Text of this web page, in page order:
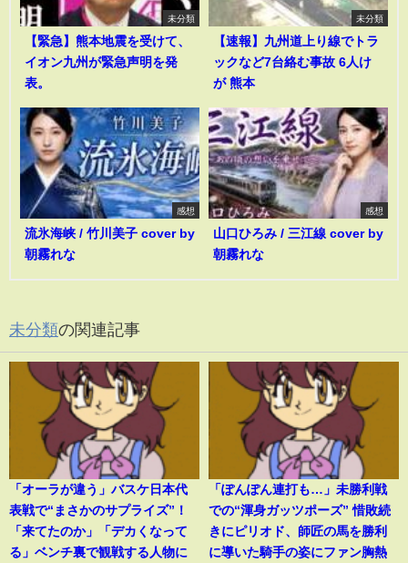
未分類
【緊急】熊本地震を受けて、
イオン九州が緊急声明を発
表。
未分類
【速報】九州道上り線でトラ
ックなど7台絡む事故 6人け
が 熊本
感想
流氷海峡 / 竹川美子 cover by
朝霧れな
感想
山口ひろみ / 三江線 cover by
朝霧れな
未分類の関連記事
「オーラが違う」バスケ日本代
表戦で“まさかのサプライズ”！
「来てたのか」「デカくなって
る」ベンチ裏で観戦する人物に
「ぽんぽん連打も…」未勝利戦
での“渾身ガッツポーズ” 惜敗続
きにピリオド、師匠の馬を勝利
に導いた騎手の姿にファン胸熱